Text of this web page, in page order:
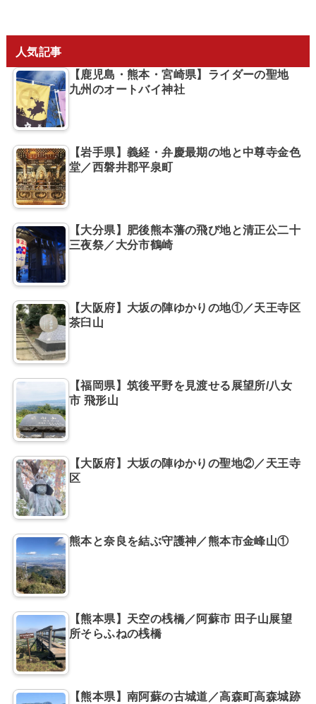
人気記事
【鹿児島・熊本・宮崎県】ライダーの聖地
九州のオートバイ神社
【岩手県】義経・弁慶最期の地と中尊寺金色
堂／西磐井郡平泉町
【大分県】肥後熊本藩の飛び地と清正公二十
三夜祭／大分市鶴崎
【大阪府】大坂の陣ゆかりの地①／天王寺区
茶臼山
【福岡県】筑後平野を見渡せる展望所/八女
市 飛形山
【大阪府】大坂の陣ゆかりの聖地②／天王寺
区
熊本と奈良を結ぶ守護神／熊本市金峰山①
【熊本県】天空の桟橋／阿蘇市 田子山展望
所そらふねの桟橋
【熊本県】南阿蘇の古城道／高森町高森城跡